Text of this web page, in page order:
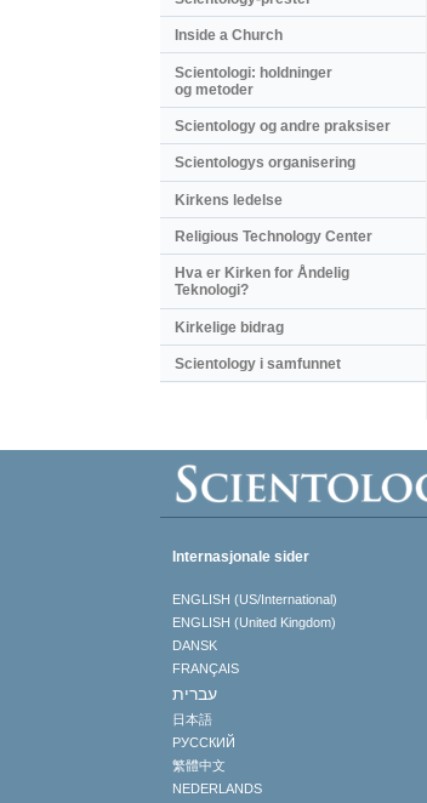
Inside a Church
Scientologi: holdninger
og metoder
Scientology og andre praksiser
Scientologys organisering
Kirkens ledelse
Religious Technology Center
Hva er Kirken for Åndelig
Teknologi?
Kirkelige bidrag
Scientology i samfunnet
Internasjonale sider
ENGLISH (US/International)
ENGLISH (United Kingdom)
DANSK
FRANÇAIS
עברית
日本語
РУССКИЙ
繁體中文
NEDERLANDS